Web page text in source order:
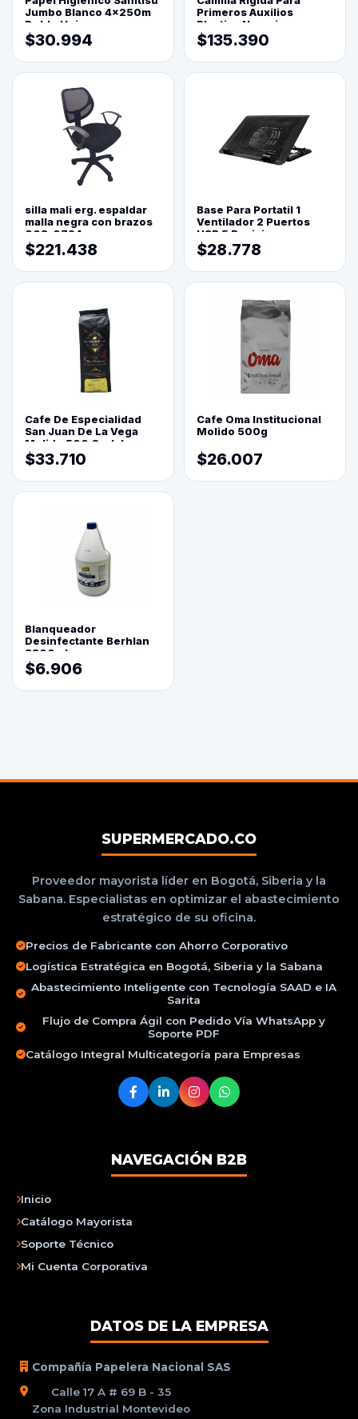
Jumbo Blanco 4x250m
Doble Hoja
$30.994
Primeros Auxilios
Plastica Naranja
$135.390
silla mali erg. espaldar
malla negra con brazos
003-0794
$221.438
Base Para Portatil 1
Ventilador 2 Puertos
USB 5 Posiciones
$28.778
Cafe De Especialidad
San Juan De La Vega
Molido 500 Grs(=)
$33.710
Cafe Oma Institucional
Molido 500g
$26.007
Blanqueador
Desinfectante Berhlan
3800ml
$6.906
SUPERMERCADO.CO
Proveedor mayorista líder en Bogotá, Siberia y la
Sabana. Especialistas en optimizar el abastecimiento
estratégico de su oficina.
Precios de Fabricante con Ahorro Corporativo
Logística Estratégica en Bogotá, Siberia y la Sabana
Abastecimiento Inteligente con Tecnología SAAD e IA
Sarita
Flujo de Compra Ágil con Pedido Vía WhatsApp y
Soporte PDF
Catálogo Integral Multicategoría para Empresas
NAVEGACIÓN B2B
Inicio
Catálogo Mayorista
Soporte Técnico
Mi Cuenta Corporativa
DATOS DE LA EMPRESA
Compañía Papelera Nacional SAS
Calle 17 A # 69 B - 35
Zona Industrial Montevideo